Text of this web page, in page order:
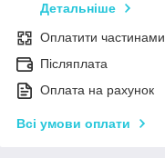
Детальніше
Оплатити частинами
Післяплата
Оплата на рахунок
Всі умови оплати